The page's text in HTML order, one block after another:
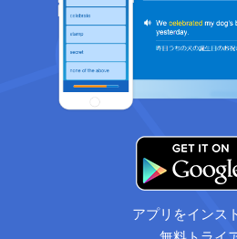
アプリをインス